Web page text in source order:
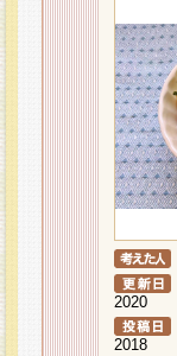
2020
2018